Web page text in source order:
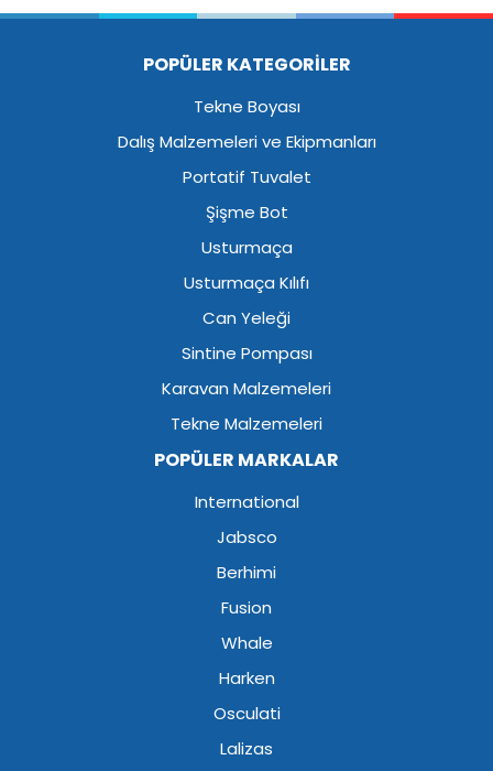
POPÜLER KATEGORİLER
Tekne Boyası
Dalış Malzemeleri ve Ekipmanları
Portatif Tuvalet
Şişme Bot
Usturmaça
Usturmaça Kılıfı
Can Yeleği
Sintine Pompası
Karavan Malzemeleri
Tekne Malzemeleri
POPÜLER MARKALAR
International
Jabsco
Berhimi
Fusion
Whale
Harken
Osculati
Lalizas